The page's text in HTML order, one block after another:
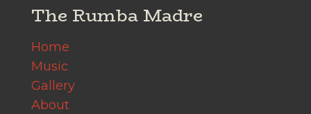
The Rumba Madre
Home
Music
Gallery
About